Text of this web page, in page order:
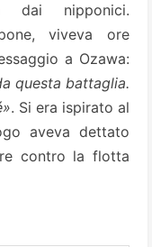
dai nipponici.
viveva ore
a Ozawa:
questa battaglia.
. Si era ispirato al
aveva dettato
contro la flotta